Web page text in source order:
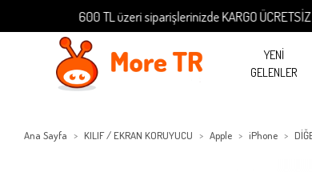
600 TL üzeri siparişlerinizde KARGO ÜCRETSİZ
YENİ
GELENLER
Ana Sayfa KILIF / EKRAN KORUYUCU Apple iPhone